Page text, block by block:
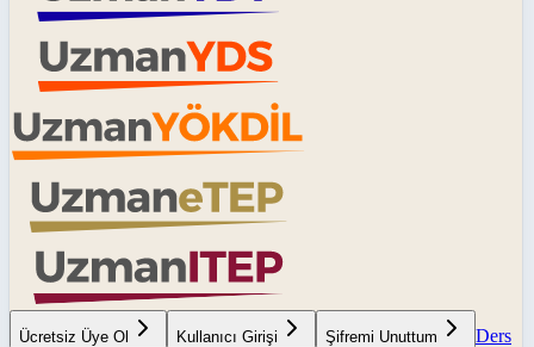
Ücretsiz Üye Ol Kullanıcı Girişi Şifremi Unuttum
Ders